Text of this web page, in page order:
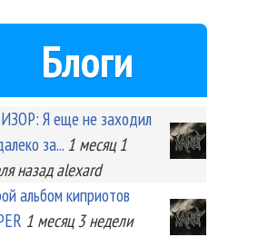
Блоги
Я еще не заходил
за... 1 месяц 1
назад alexard
альбом киприотов
1 месяц 3 недели